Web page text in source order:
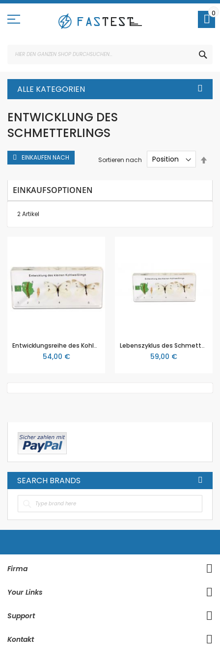
Direkt
Inhalt
0
ALLE KATEGORIEN
ENTWICKLUNG DES
SCHMETTERLINGS
2Artikel
Sortieren nach
Entwicklungsreihe des Kohlweißling, die Präparate sind in Epoxidharz eingegossen
54,00 €
Lebenszyklus des Schmetterlings Gießharzpräparat Classic
59,00 €
EINKAUFEN NACH
EINKAUFSOPTIONEN
SEARCH BRANDS
Firma
Your Links
Support
Kontakt